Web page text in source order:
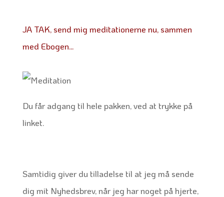
JA TAK, send mig meditationerne nu, sammen
med Ebogen…
Du får adgang til hele pakken, ved at trykke på
linket.
Samtidig giver du tilladelse til at jeg må sende
dig mit Nyhedsbrev, når jeg har noget på hjerte,